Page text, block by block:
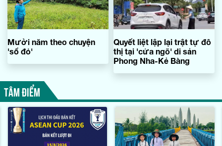
Mười năm theo chuyện
'sổ đỏ'
Quyết liệt lập lại trật tự đô
thị tại 'cửa ngõ' di sản
Phong Nha-Kẻ Bàng
TÂM ĐIỂM